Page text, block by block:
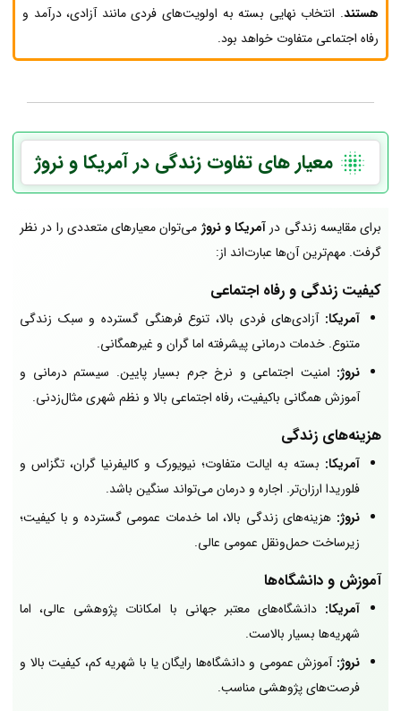
هستند. انتخاب نهایی بسته به اولویت‌های فردی مانند آزادی، درآمد و
رفاه اجتماعی متفاوت خواهد بود.
معیار های تفاوت زندگی در آمریکا و نروژ
برای مقایسه زندگی درآمریکاو نروژ می‌توان معیارهای متعددی را در نظر
گرفت. مهم‌ترین آن‌ها عبارت‌اند از:
کیفیت زندگی و رفاه اجتماعی
آمریکا: آزادی‌های فردی بالا، تنوع فرهنگی گسترده و سبک زندگی
متنوع. خدمات درمانی پیشرفته اما گران و غیرهمگانی.
نروژ: امنیت اجتماعی و نرخ جرم بسیار پایین. سیستم درمانی و
آموزش همگانی باکیفیت، رفاه اجتماعی بالا و نظم شهری مثال‌زدنی.
هزینه‌های زندگی
آمریکا: بسته به ایالت متفاوت؛ نیویورک و کالیفرنیا گران، تگزاس و
فلوریدا ارزان‌تر. اجاره و درمان می‌تواند سنگین باشد.
نروژ: هزینه‌های زندگی بالا، اما خدمات عمومی گسترده و با کیفیت؛
زیرساخت حمل‌ونقل عمومی عالی.
آموزش و دانشگاه‌ها
آمریکا: دانشگاه‌های معتبر جهانی با امکانات پژوهشی عالی، اما
شهریه‌ها بسیار بالاست.
نروژ: آموزش عمومی و دانشگاه‌ها رایگان یا با شهریه کم، کیفیت بالا و
فرصت‌های پژوهشی مناسب.